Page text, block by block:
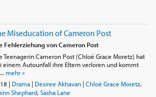
Miseducation of Cameron Post
Fehlerziehung von Cameron Post
Teenagerin Cameron Post (Chloë Grace Moretz) hat
einem Autounfall ihre Eltern verloren und kommt
mehr »
| Drama| Desiree Akhavan| Chloë Grace Moretz,
Shephard, Sasha Lane